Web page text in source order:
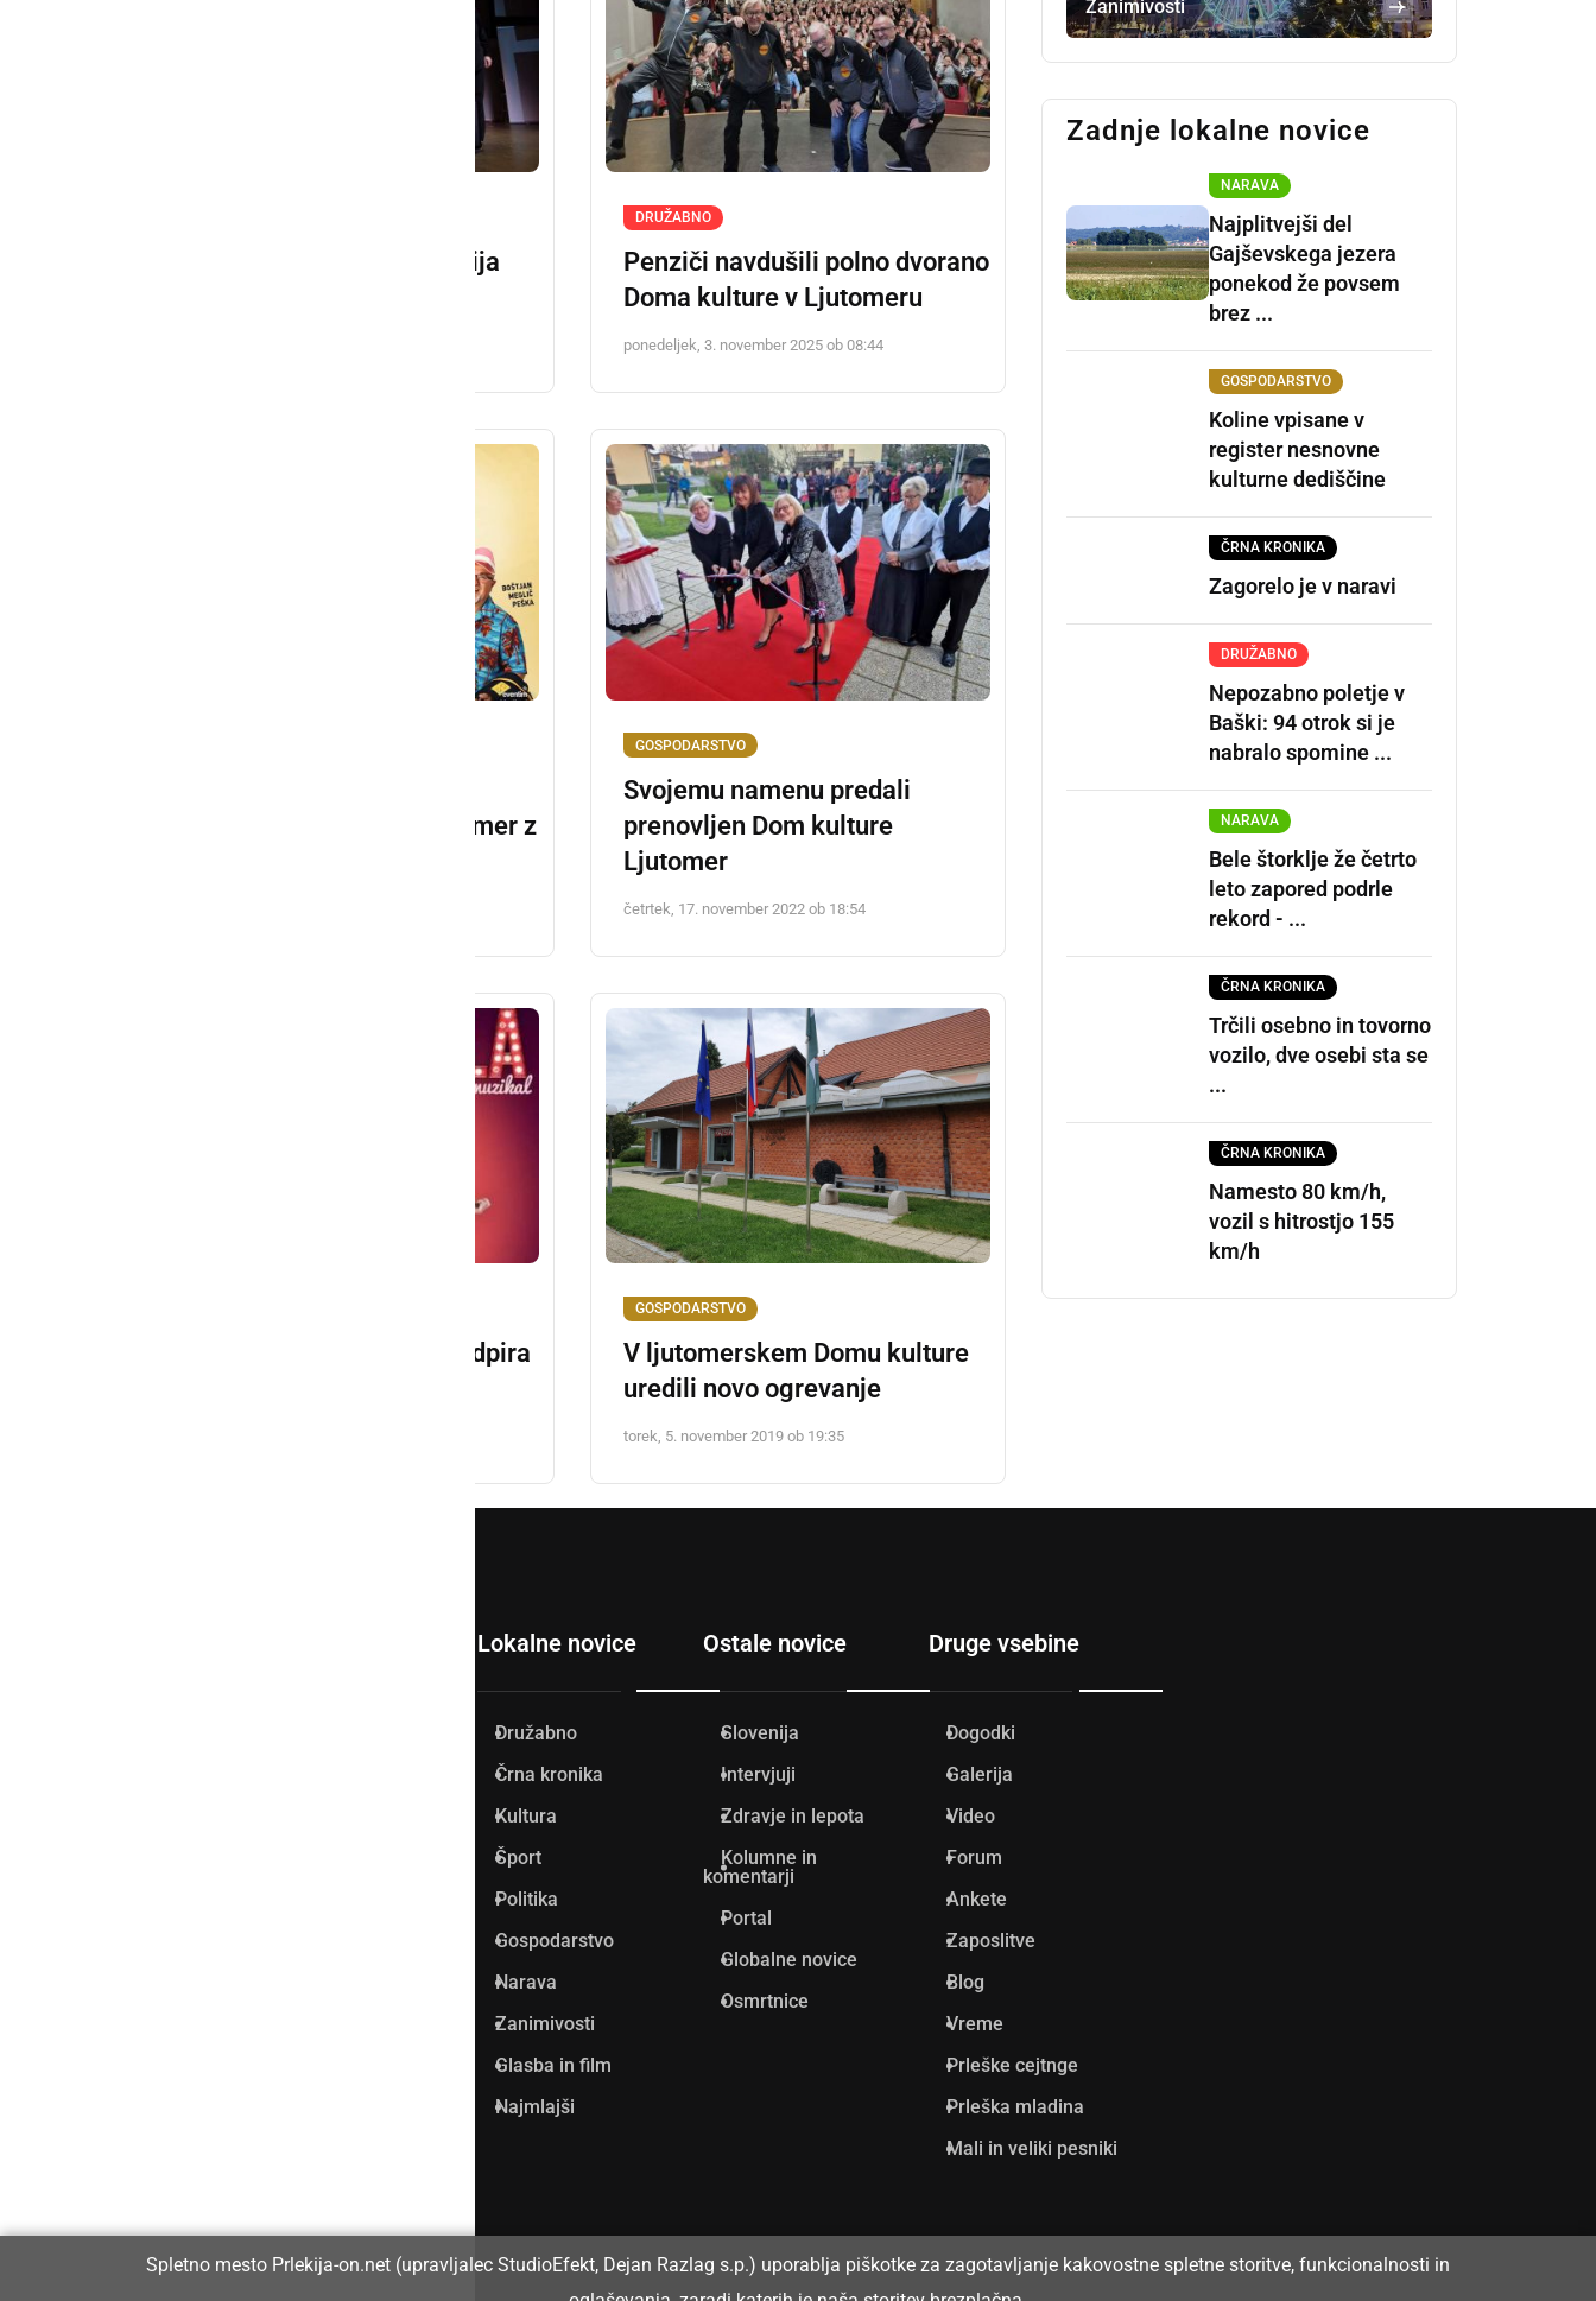
V Ljutomer prihaja komedija
DRUŽABNO
Penziči navdušili polno dvorano
Doma kulture v Ljutomeru
ponedeljek, 3. november 2025 ob 08:44
komedije prihajajo v Ljutomer z
GOSPODARSTVO
Svojemu namenu predali
prenovljen Dom kulture
Ljutomer
četrtek, 17. november 2022 ob 18:54
Prenovljeni Dom kulture odpira
GOSPODARSTVO
V ljutomerskem Domu kulture
uredili novo ogrevanje
torek, 5. november 2019 ob 19:35
Zanimivosti
Zadnje lokalne novice
NARAVA
Najplitvejši del
Gajševskega jezera
ponekod že povsem
brez ...
GOSPODARSTVO
Koline vpisane v
register nesnovne
kulturne dediščine
ČRNA KRONIKA
Zagorelo je v naravi
DRUŽABNO
Nepozabno poletje v
Baški: 94 otrok si je
nabralo spomine ...
NARAVA
Bele štorklje že četrto
leto zapored podrle
rekord - ...
ČRNA KRONIKA
Trčili osebno in tovorno
vozilo, dve osebi sta se
...
ČRNA KRONIKA
Namesto 80 km/h,
vozil s hitrostjo 155
km/h
Lokalne novice
Družabno
Črna kronika
Kultura
Šport
Politika
Gospodarstvo
Narava
Zanimivosti
Glasba in film
Najmlajši
Ostale novice
Slovenija
Intervjuji
Zdravje in lepota
Kolumne in
komentarji
Portal
Globalne novice
Osmrtnice
Druge vsebine
Dogodki
Galerija
Video
Forum
Ankete
Zaposlitve
Blog
Vreme
Prleške cejtnge
Prleška mladina
Mali in veliki pesniki
Spletno mesto Prlekija-on.net (upravljalec StudioEfekt, Dejan Razlag s.p.) uporablja piškotke za zagotavljanje kakovostne spletne storitve, funkcionalnosti in